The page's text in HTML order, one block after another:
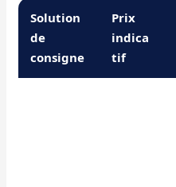
Solution
de
consigne
Prix
indica
tif